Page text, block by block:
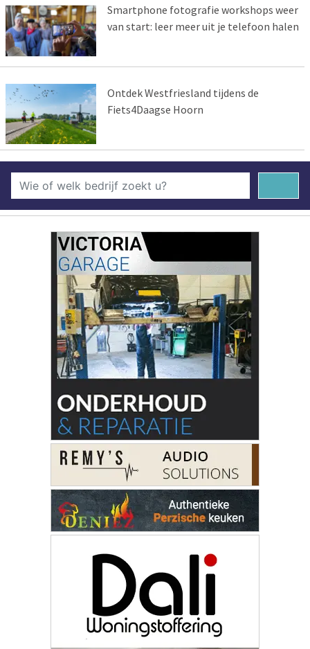
Smartphone fotografie workshops weer
van start: leer meer uit je telefoon halen
Ontdek Westfriesland tijdens de
Fiets4Daagse Hoorn